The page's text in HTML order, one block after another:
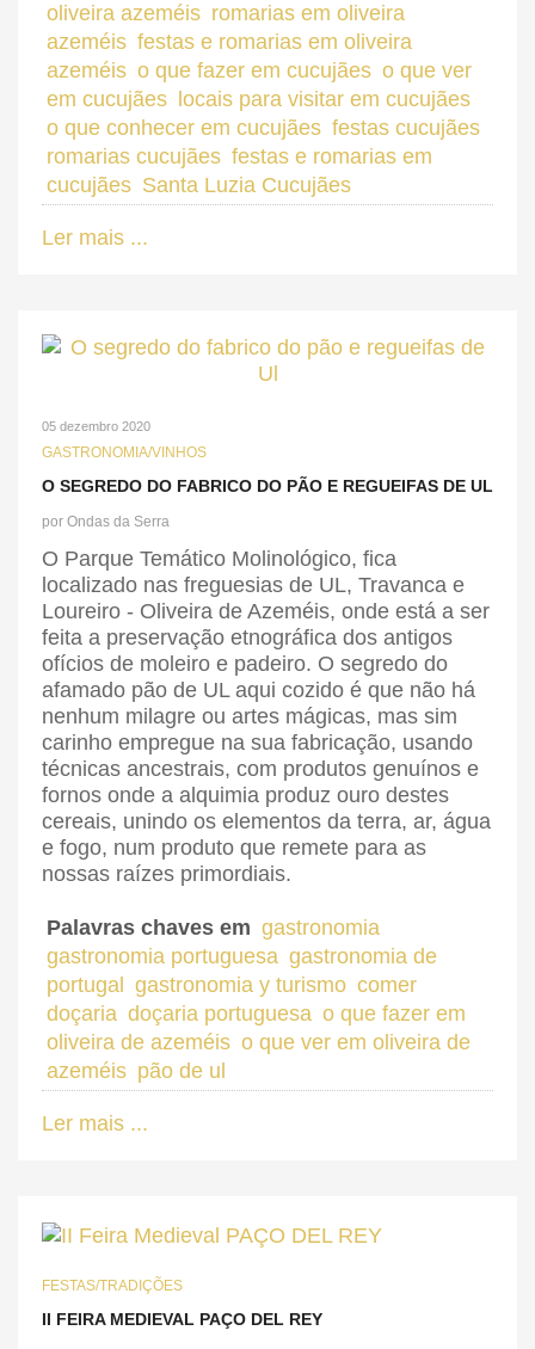
oliveira azeméis romarias em oliveira
azeméis festas e romarias em oliveira
azeméis o que fazer em cucujães o que ver
em cucujães
locais para visitar em cucujães
o que conhecer em cucujães festas cucujães
romarias cucujães festas e romarias em
cucujães Santa Luzia Cucujães
Ler mais ...
05 dezembro 2020
GASTRONOMIA/VINHOS
O SEGREDO DO FABRICO DO PÃO E REGUEIFAS DE UL
por Ondas da Serra
O Parque Temático Molinológico, fica
localizado nas freguesias de UL, Travanca e
Loureiro - Oliveira de Azeméis, onde está a ser
feita a preservação etnográfica dos antigos
ofícios de moleiro e padeiro. O segredo do
afamado pão de UL aqui cozido é que não há
nenhum milagre ou artes mágicas, mas sim
carinho empregue na sua fabricação, usando
técnicas ancestrais, com produtos genuínos e
fornos onde a alquimia produz ouro destes
cereais, unindo os elementos da terra, ar, água
e fogo, num produto que remete para as
nossas raízes primordiais.
Palavras chaves em gastronomia
gastronomia portuguesa gastronomia de
portugal
gastronomia y turismo comer
doçaria doçaria portuguesa o que fazer em
oliveira de azeméis o que ver em oliveira de
azeméis pão de ul
Ler mais ...
FESTAS/TRADIÇÕES
II FEIRA MEDIEVAL PAÇO DEL REY